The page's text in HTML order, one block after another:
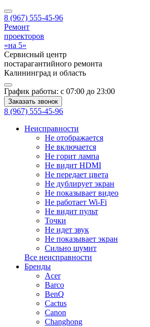
8 (967) 555-45-96
Ремонт
проекторов
«на 5»
Сервисный центр
постарагантийного ремонта
Калининград и область
График работы: с 07:00 до 23:00
Заказать звонок
8 (967) 555-45-96
Неисправности
Не отображается
Не включается
Не горит лампа
Не видит HDMI
Не передает цвета
Не дублирует экран
Не показывает видео
Не работает Wi-Fi
Не видит пульт
Точки
Не идет звук
Не показывает экран
Сильно шумит
Все неисправности
Бренды
Acer
Barco
BenQ
Cactus
Canon
Changhong